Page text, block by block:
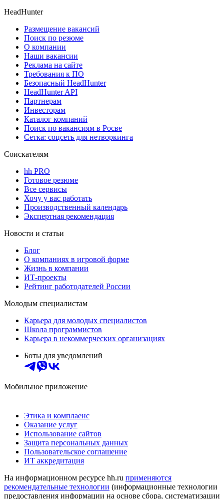
HeadHunter
Размещение вакансий
Поиск по резюме
О компании
Наши вакансии
Реклама на сайте
Требования к ПО
Безопасный HeadHunter
HeadHunter API
Партнерам
Инвесторам
Каталог компаний
Поиск по вакансиям в Росве
Сетка: соцсеть для нетворкинга
Соискателям
hh PRO
Готовое резюме
Все сервисы
Хочу у вас работать
Производственный календарь
Экспертная рекомендация
Новости и статьи
Блог
О компаниях в игровой форме
Жизнь в компании
ИТ-проекты
Рейтинг работодателей России
Молодым специалистам
Карьера для молодых специалистов
Школа программистов
Карьера в некоммерческих организациях
Боты для уведомлений
Мобильное приложение
Этика и комплаенс
Оказание услуг
Использование сайтов
Защита персональных данных
Пользовательское соглашение
ИТ аккредитация
На информационном ресурсе hh.ru применяются
рекомендательные технологии (информационные технологии
предоставления информации на основе сбора, систематизации